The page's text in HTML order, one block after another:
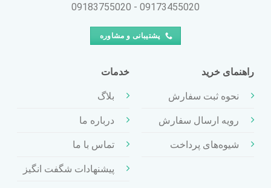
09173455020 - 09183755020
پشتیبانی و مشاوره
راهنمای خرید
نحوه ثبت سفارش
رویه ارسال سفارش
شیوه‌های پرداخت
خدمات
بلاگ
درباره ما
تماس با ما
پیشنهادات شگفت انگیز